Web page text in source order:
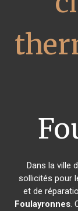
Dans la ville
sollicités pour
et de
Foulayronnes.